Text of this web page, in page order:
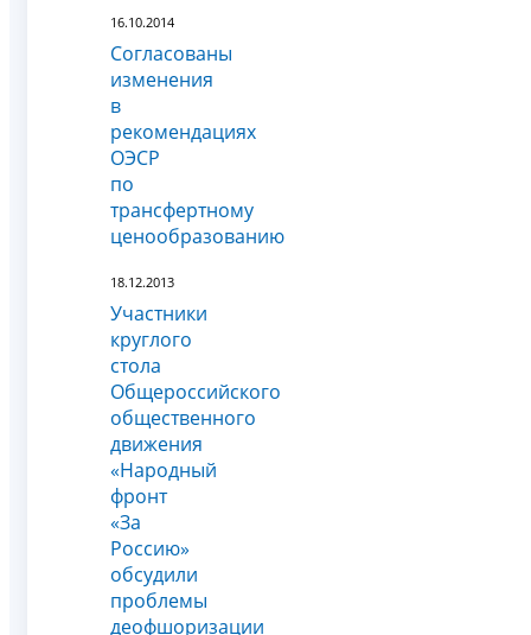
16.10.2014
Согласованы
изменения
в
рекомендациях
ОЭСР
по
трансфертному
ценообразованию
18.12.2013
Участники
круглого
стола
Общероссийского
общественного
движения
«Народный
фронт
«За
Россию»
обсудили
проблемы
деофшоризации